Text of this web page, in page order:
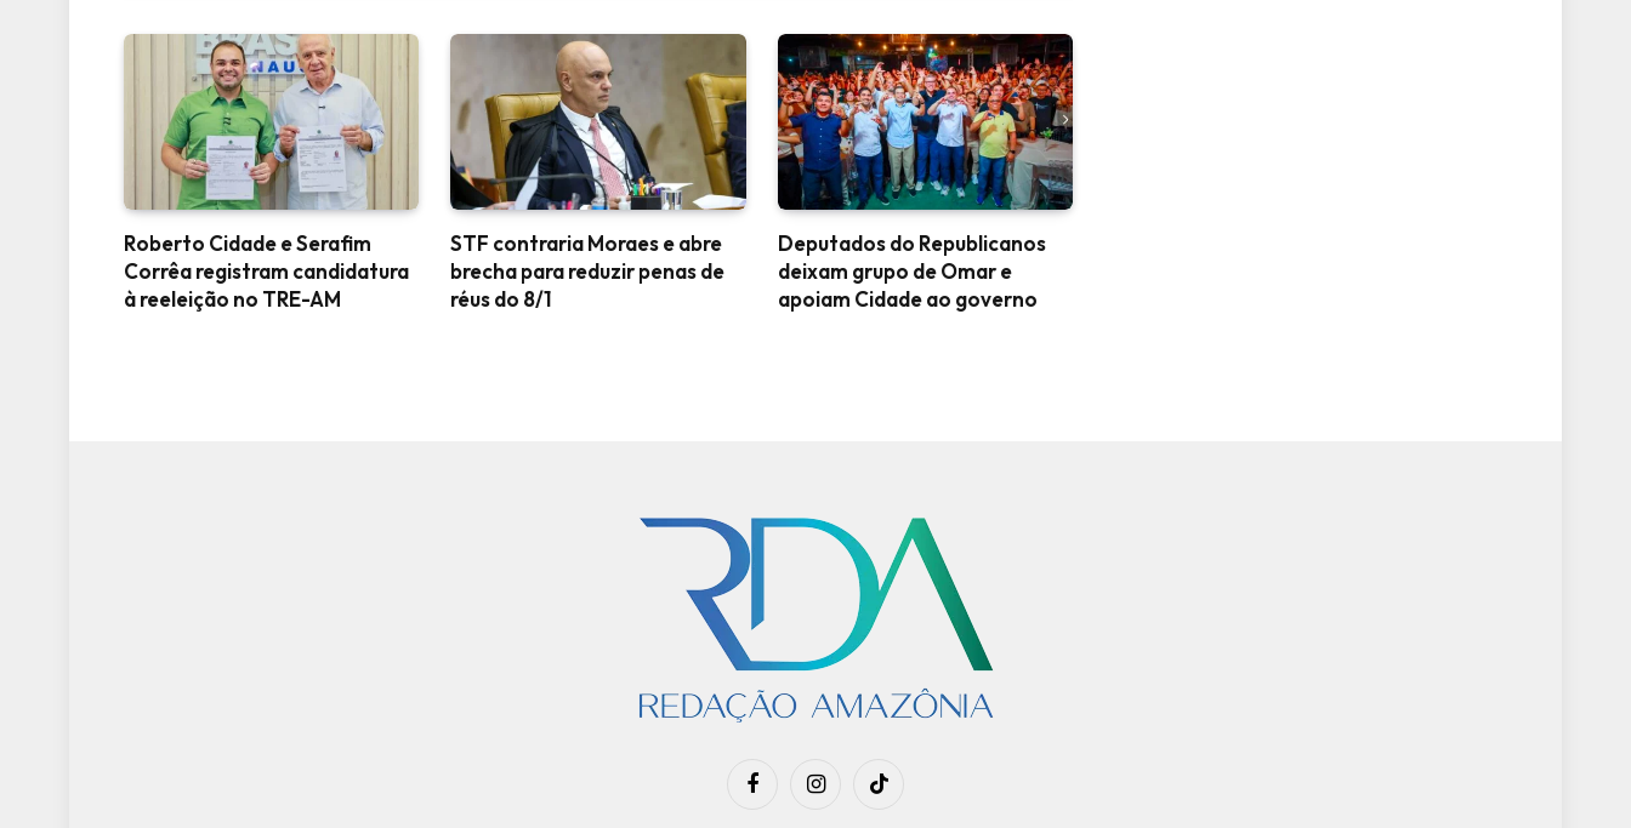
Roberto Cidade e Serafim
Corrêa registram candidatura
à reeleição no TRE-AM
STF contraria Moraes e abre
brecha para reduzir penas de
réus do 8/1
Deputados do Republicanos
deixam grupo de Omar e
apoiam Cidade ao governo
FacebookInstagramTikTok